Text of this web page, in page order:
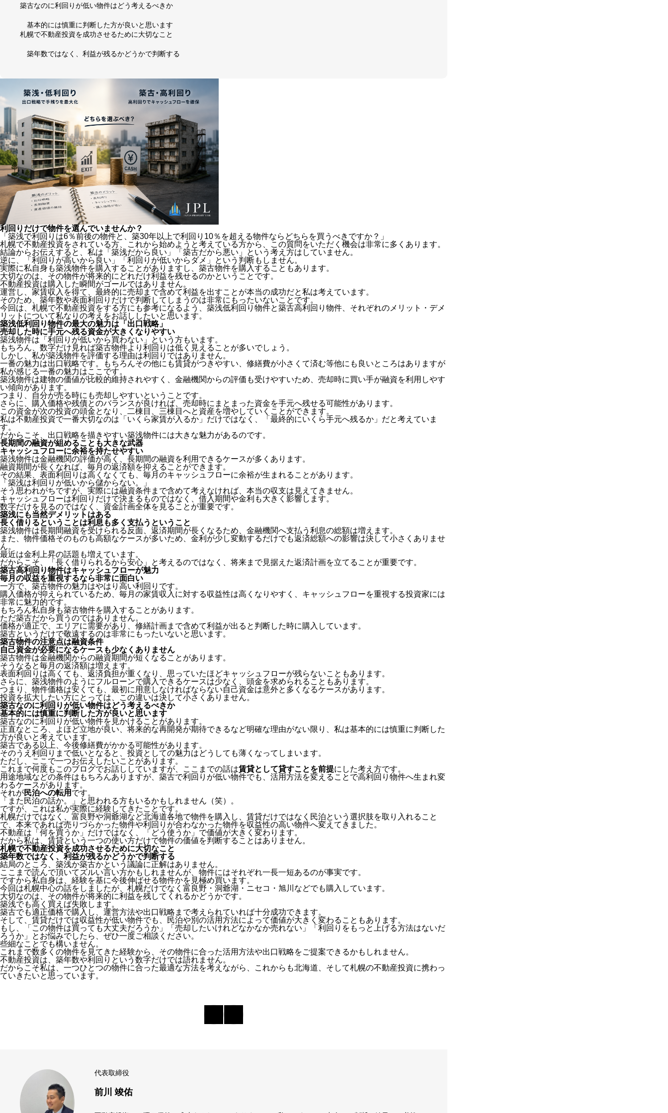
築古なのに利回りが低い物件はどう考えるべきか
基本的には慎重に判断した方が良いと思います
札幌で不動産投資を成功させるために大切なこと
築年数ではなく、利益が残るかどうかで判断する
利回りだけで物件を選んでいませんか？
「築浅で利回りは6％前後の物件と、築30年以上で利回り10％を超える物件ならどちらを買うべきですか？」
札幌で不動産投資をされている方、これから始めようと考えている方から、この質問をいただく機会は非常に多くあります。
結論からお伝えすると、私は「築浅だから良い」「築古だから悪い」という考え方はしていません。
逆に、「利回りが高いから良い」「利回りが低いからダメ」という判断もしません。
実際に私自身も築浅物件を購入することがありますし、築古物件を購入することもあります。
大切なのは、その物件が将来的にどれだけ利益を残せるのかということです。
不動産投資は購入した瞬間がゴールではありません。
運営し、家賃収入を得て、最終的に売却まで含めて利益を出すことが本当の成功だと私は考えています。
そのため、築年数や表面利回りだけで判断してしまうのは非常にもったいないことです。
今回は、札幌で不動産投資をする方にも参考になるよう、築浅低利回り物件と築古高利回り物件、それぞれのメリット・デメ
リットについて私なりの考えをお話ししたいと思います。
築浅低利回り物件の最大の魅力は「出口戦略」
売却した時に手元へ残る資金が大きくなりやすい
築浅物件は「利回りが低いから買わない」という方もいます。
もちろん、数字だけ見れば築古物件より利回りは低く見えることが多いでしょう。
しかし、私が築浅物件を評価する理由は利回りではありません。
一番の魅力は出口戦略です。もちろんその他にも賃貸がつきやすい、修繕費が小さくて済む等他にも良いところはありますが
私が感じる一番の魅力はここです。
築浅物件は建物の価値が比較的維持されやすく、金融機関からの評価も受けやすいため、売却時に買い手が融資を利用しやす
い傾向があります。
つまり、自分が売る時にも売却しやすいということです。
さらに、購入価格や残債とのバランスが良ければ、売却時にまとまった資金を手元へ残せる可能性があります。
この資金が次の投資の頭金となり、二棟目、三棟目へと資産を増やしていくことができます。
私は不動産投資で一番大切なのは「いくら家賃が入るか」だけではなく、「最終的にいくら手元へ残るか」だと考えていま
す。
だからこそ、出口戦略を描きやすい築浅物件には大きな魅力があるのです。
長期間の融資が組めることも大きな武器
キャッシュフローに余裕を持たせやすい
築浅物件は金融機関の評価が高く、長期間の融資を利用できるケースが多くあります。
融資期間が長くなれば、毎月の返済額を抑えることができます。
その結果、表面利回りは高くなくても、毎月のキャッシュフローに余裕が生まれることがあります。
「築浅は利回りが低いから儲からない。」
そう思われがちですが、実際には融資条件まで含めて考えなければ、本当の収支は見えてきません。
キャッシュフローは利回りだけで決まるものではなく、借入期間や金利も大きく影響します。
数字だけを見るのではなく、資金計画全体を見ることが重要です。
築浅にも当然デメリットはある
長く借りるということは利息も多く支払うということ
築浅物件は長期間融資を受けられる反面、返済期間が長くなるため、金融機関へ支払う利息の総額は増えます。
また、物件価格そのものも高額なケースが多いため、金利が少し変動するだけでも返済総額への影響は決して小さくありませ
ん。
最近は金利上昇の話題も増えています。
だからこそ、「長く借りられるから安心」と考えるのではなく、将来まで見据えた返済計画を立てることが重要です。
築古高利回り物件はキャッシュフローが魅力
毎月の収益を重視するなら非常に面白い
一方で、築古物件の魅力はやはり高い利回りです。
購入価格が抑えられているため、毎月の家賃収入に対する収益性は高くなりやすく、キャッシュフローを重視する投資家には
非常に魅力的です。
もちろん私自身も築古物件を購入することがあります。
ただ築古だから買うのではありません。
価格が適正で、エリアに需要があり、修繕計画まで含めて利益が出ると判断した時に購入しています。
築古というだけで敬遠するのは非常にもったいないと思います。
築古物件の注意点は融資条件
自己資金が必要になるケースも少なくありません
築古物件は金融機関からの融資期間が短くなることがあります。
そうなると毎月の返済額は増えます。
表面利回りは高くても、返済負担が重くなり、思っていたほどキャッシュフローが残らないこともあります。
さらに、築浅物件のようにフルローンで購入できるケースは少なく、頭金を求められることもあります。
つまり、物件価格は安くても、最初に用意しなければならない自己資金は意外と多くなるケースがあります。
投資を拡大したい方にとっては、この違いは決して小さくありません。
築古なのに利回りが低い物件はどう考えるべきか
基本的には慎重に判断した方が良いと思います
築古なのに利回りが低い物件を見かけることがあります。
正直なところ、よほど立地が良い、将来的な再開発が期待できるなど明確な理由がない限り、私は基本的には慎重に判断した
方が良いと考えています。
築古である以上、今後修繕費がかかる可能性があります。
そのうえ利回りまで低いとなると、投資としての魅力はどうしても薄くなってしまいます。
ただし、ここで一つお伝えしたいことがあります。
これまで何度もこのブログでお話ししていますが、ここまでの話は賃貸として貸すことを前提にした考え方です。
用途地域などの条件はもちろんありますが、築古で利回りが低い物件でも、活用方法を変えることで高利回り物件へ生まれ変
わるケースがあります。
それが民泊への転用 です。
「また民泊の話か。」と思われる方もいるかもしれません（笑）。
ですが、これは私が実際に経験してきたことです。
札幌だけではなく、富良野や洞爺湖など北海道各地で物件を購入し、賃貸だけではなく民泊という選択肢を取り入れること
で、本来であれば売りづらかった物件や利回りが合わなかった物件を収益性の高い物件へ変えてきました。
不動産は「何を買うか」だけではなく、「どう使うか」で価値が大きく変わります。
だから私は、賃貸という一つの使い方だけで物件の価値を判断することはありません。
札幌で不動産投資を成功させるために大切なこと
築年数ではなく、利益が残るかどうかで判断する
結局のところ、築浅か築古かという議論に正解はありません。
ここまで読んで頂いてズルい言い方かもしれませんが、物件にはそれぞれ一長一短あるのが事実です。
ですから私自身は、経験を基に今後伸ばせる物件かを見極め買います。
今回は札幌中心の話をしましたが、札幌だけでなく富良野・洞爺湖・ニセコ・旭川などでも購入しています。
大切なのは、その物件が将来的に利益を残してくれるかどうかです。
築浅でも高く買えば失敗します。
築古でも適正価格で購入し、運営方法や出口戦略まで考えられていれば十分成功できます。
そして、賃貸だけでは収益性が低い物件でも、民泊や別の活用方法によって価値が大きく変わることもあります。
もし、「この物件は買っても大丈夫だろうか」「売却したいけれどなかなか売れない」「利回りをもっと上げる方法はないだ
ろうか」とお悩みでしたら、ぜひ一度ご相談ください。
些細なことでも構いません。
これまで数多くの物件を見てきた経験から、その物件に合った活用方法や出口戦略をご提案できるかもしれません。
不動産投資は、築年数や利回りという数字だけでは語れません。
だからこそ私は、一つひとつの物件に合った最適な方法を考えながら、これからも北海道、そして札幌の不動産投資に携わっ
ていきたいと思っています。
代表取締役
前川 竣佑